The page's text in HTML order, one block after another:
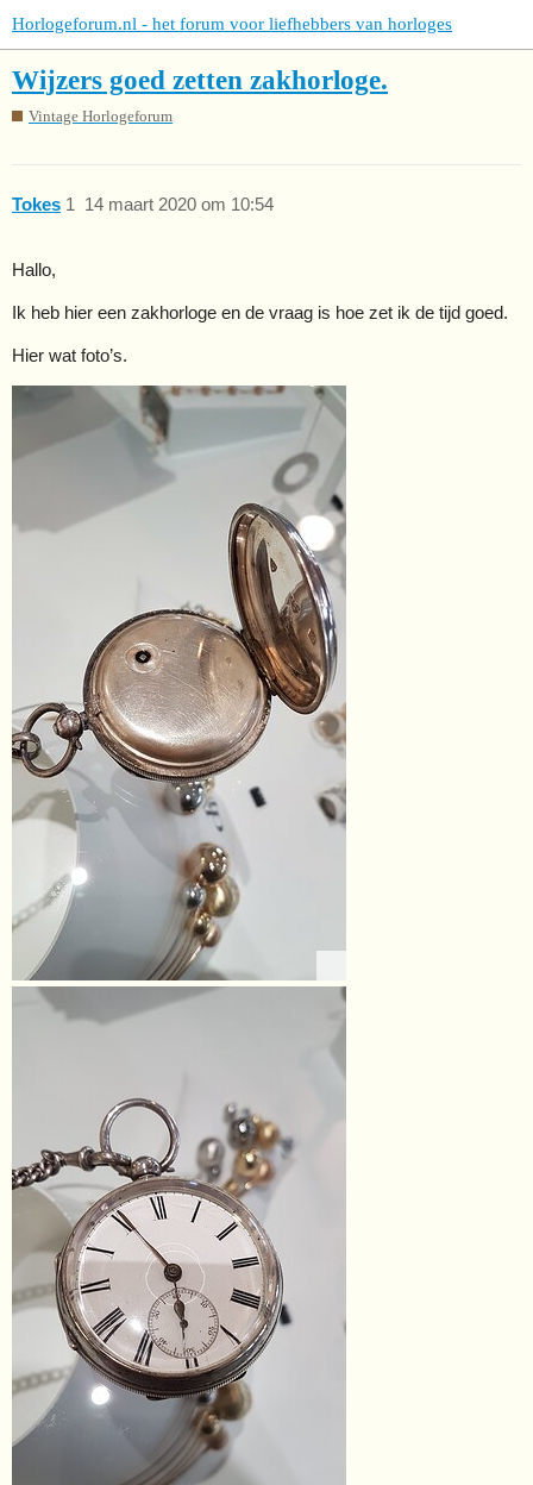
Horlogeforum.nl - het forum voor liefhebbers van horloges
Wijzers goed zetten zakhorloge.
Vintage Horlogeforum
Tokes 14 maart 2020 om 10:54
1
Hallo,
Ik heb hier een zakhorloge en de vraag is hoe zet ik de tijd goed.
Hier wat foto’s.